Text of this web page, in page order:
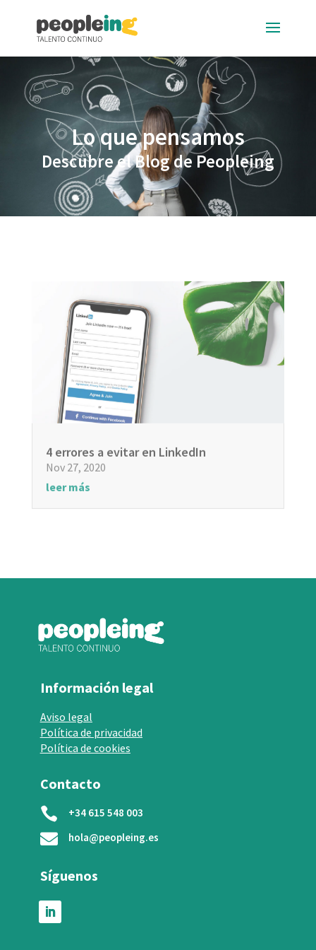
Lo que pensamos
Descubre el Blog de Peopleing
4 errores a evitar en LinkedIn
Nov 27, 2020
leer más
Información legal
Aviso legal
Política de privacidad
Política de cookies
Contacto

+34 615 548 003
 hola@peopleing.es
Síguenos